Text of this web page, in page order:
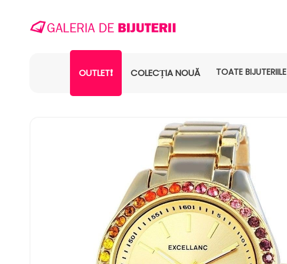
OUTLET❗ COLECȚIA NOUĂ TOATE BIJUTERIILE